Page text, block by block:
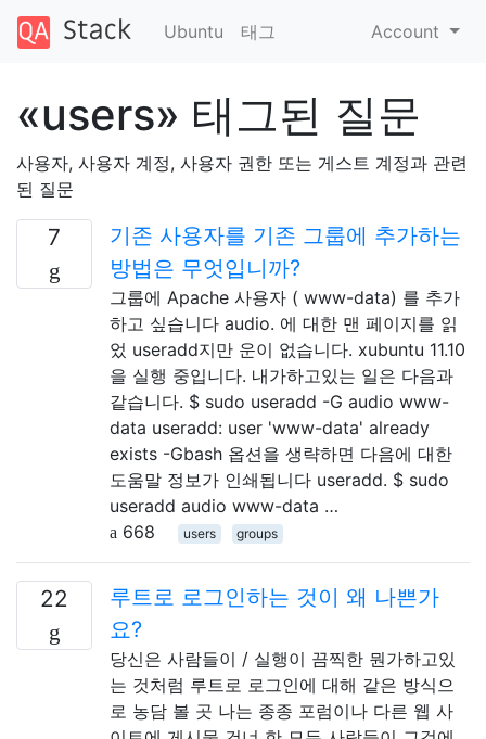
Ubuntu 태그 Account
«users» 태그된 질문
사용자, 사용자 계정, 사용자 권한 또는 게스트 계정과 관련
된 질문
7
기존 사용자를 기존 그룹에 추가하는
방법은 무엇입니까?
그룹에 Apache 사용자 ( www-data) 를 추가
하고 싶습니다 audio. 에 대한 맨 페이지를 읽
었 useradd지만 운이 없습니다. xubuntu 11.10
을 실행 중입니다. 내가하고있는 일은 다음과
같습니다. $ sudo useradd -G audio www-
data useradd: user 'www-data' already
exists -Gbash 옵션을 생략하면 다음에 대한
도움말 정보가 인쇄됩니다 useradd. $ sudo
useradd audio www-data …
668
users groups
22
루트로 로그인하는 것이 왜 나쁜가
요?
당신은 사람들이 / 실행이 끔찍한 뭔가하고있
는 것처럼 루트로 로그인에 대해 같은 방식으
로 농담 볼 곳 나는 종종 포럼이나 다른 웹 사